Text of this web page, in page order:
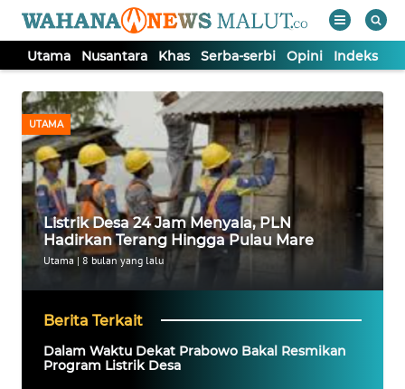
Utama Nusantara Khas Serba-serbi Opini Indeks
UTAMA
Listrik Desa 24 Jam Menyala, PLN
Hadirkan Terang Hingga Pulau Mare
Utama| 8 bulan yang lalu
Berita Terkait
Dalam Waktu Dekat Prabowo Bakal Resmikan
Program Listrik Desa
TV
Tutup
UTAMA
NUSANTARA
KHAS
SERBA-